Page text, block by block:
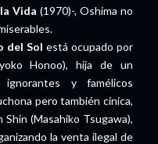
Vida (1970)-, Oshima no
del Sol está ocupado por
Honoo), hija de un
y famélicos
pero también cínica,
Shin (Masahiko Tsugawa),
la venta ilegal de